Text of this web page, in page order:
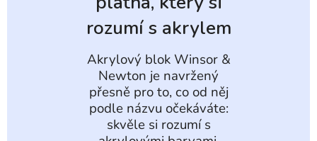
rozumí s akrylem
Akrylový blok Winsor &
Newton je navržený
přesně pro to, co od něj
podle názvu očekáváte:
skvěle si rozumí s